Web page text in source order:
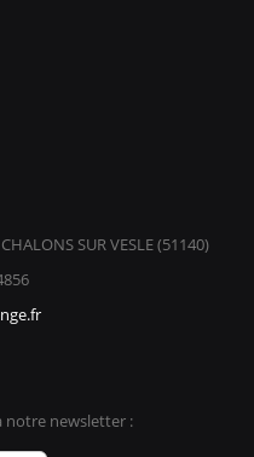
SUR VESLE (51140)
notre newsletter :